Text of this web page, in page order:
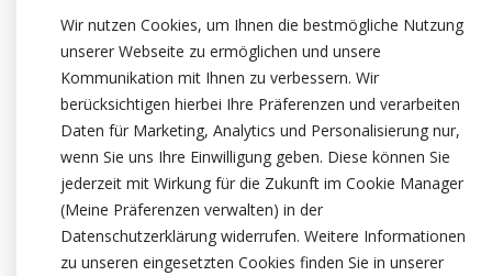
Wir nutzen Cookies, um Ihnen die bestmögliche Nutzung
unserer Webseite zu ermöglichen und unsere
Kommunikation mit Ihnen zu verbessern. Wir
berücksichtigen hierbei Ihre Präferenzen und verarbeiten
Daten für Marketing, Analytics und Personalisierung nur,
wenn Sie uns Ihre Einwilligung geben. Diese können Sie
jederzeit mit Wirkung für die Zukunft im Cookie Manager
(Meine Präferenzen verwalten) in der
Datenschutzerklärung widerrufen. Weitere Informationen
zu unseren eingesetzten Cookies finden Sie in unserer